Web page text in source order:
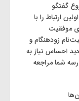
گفتگو
ارتباط را با
موفقیت
زودهنگام و
احساس نیاز به
شما مراجعه